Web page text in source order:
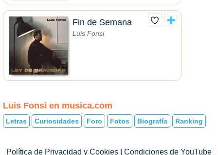
Fin de Semana
Luis Fonsi
Luis Fonsi en musica.com
Letras Curiosidades Foro Fotos Biografía Ranking
Política de Privacidad y Cookies Condiciones de YouTube